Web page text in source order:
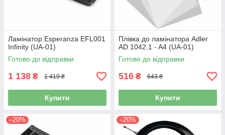
Ламінатор Esperanza EFL001
Infinity (UA-01)
Готово до відправки
1 138 ₴ 1 419 ₴
Купити
Плівка до ламінатора Adler
AD 1042.1 - A4 (UA-01)
Готово до відправки
516 ₴ 643 ₴
Купити
–20% –20%